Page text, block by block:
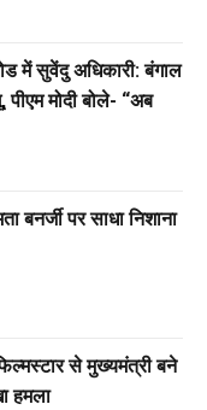
में सुवेंदु अधिकारी: बंगाल
पीएम मोदी बोले- “अब
बनर्जी पर साधा निशाना
से मुख्यमंत्री बने
हमला